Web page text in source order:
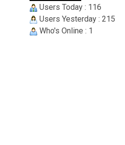
Users Today : 116
Users Yesterday : 215
Who's Online : 1